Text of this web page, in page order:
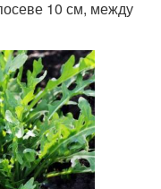
10 см, между